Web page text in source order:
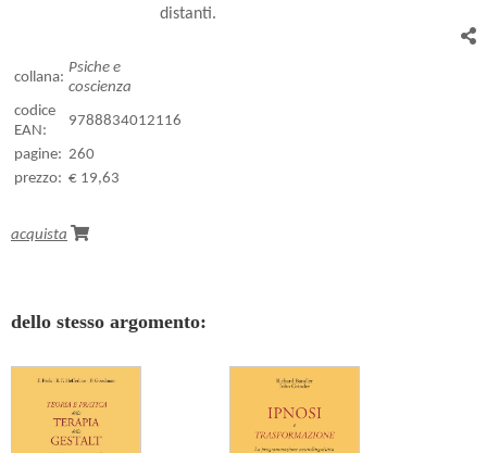
distanti.
collana:
Psiche e
coscienza
codice
EAN:
9788834012116
pagine: 260
prezzo: € 19,63
acquista
dello stesso argomento: